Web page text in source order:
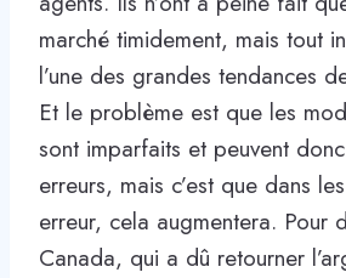
marché timidement, mais tout
l’une des grandes tendances
Et le problème est que les
sont imparfaits et peuvent
erreurs, mais c’est que dans
erreur, cela augmentera. Pour
Canada, qui a dû retourner